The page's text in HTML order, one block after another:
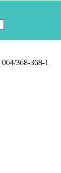
064/368-368-1